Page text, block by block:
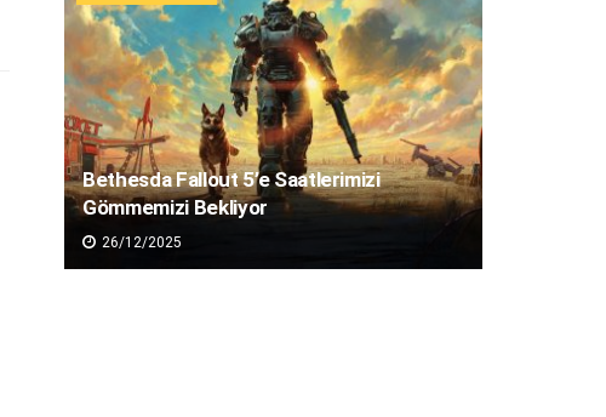
Bethesda Fallout 5’e Saatlerimizi
Gömmemizi Bekliyor
26/12/2025